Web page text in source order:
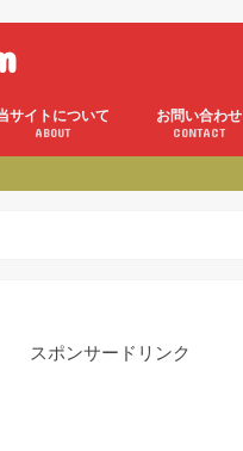
サイトについて
ABOUT
お問い合わせ
CONTACT
スポンサードリンク